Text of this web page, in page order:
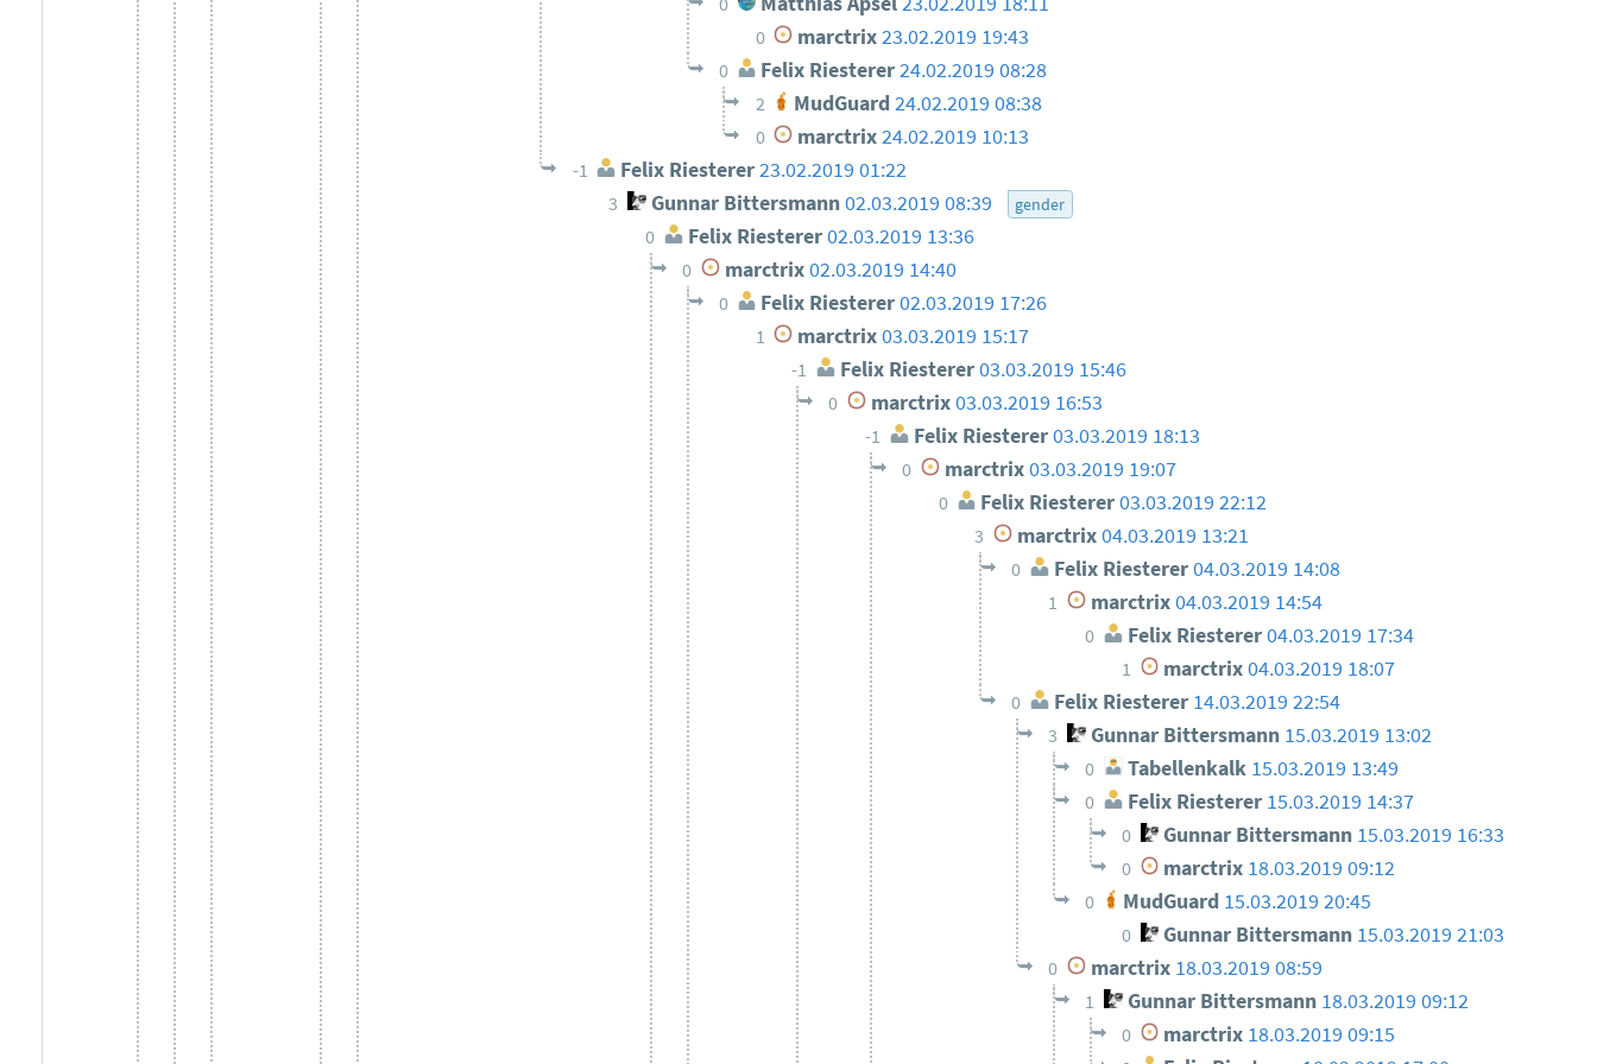
0 marctrix23.02.2019 19:43
0 Felix Riesterer 24.02.2019 08:28
2 MudGuard 24.02.2019 08:38
0 marctrix24.02.2019 10:13
-1 Felix Riesterer23.02.2019 01:22
3 Gunnar Bittersmann02.03.2019 08:39 gender
0 Felix Riesterer02.03.2019 13:36
0 marctrix02.03.2019 14:40
0 Felix Riesterer 02.03.2019 17:26
1 marctrix03.03.2019 15:17
-1 Felix Riesterer03.03.2019 15:46
0 marctrix03.03.2019 16:53
-1 Felix Riesterer03.03.2019 18:13
0 marctrix 03.03.2019 19:07
0 Felix Riesterer03.03.2019 22:12
3 marctrix04.03.2019 13:21
0 Felix Riesterer04.03.2019 14:08
1 marctrix04.03.2019 14:54
0 Felix Riesterer04.03.2019 17:34
1 marctrix 04.03.2019 18:07
0 Felix Riesterer 14.03.2019 22:54
3 Gunnar Bittersmann 15.03.2019 13:02
0 Tabellenkalk 15.03.2019 13:49
0 Felix Riesterer 15.03.2019 14:37
0 Gunnar Bittersmann 15.03.2019 16:33
0 marctrix 18.03.2019 09:12
0 MudGuard 15.03.2019 20:45
0 Gunnar Bittersmann 15.03.2019 21:03
0 marctrix 18.03.2019 08:59
1 Gunnar Bittersmann 18.03.2019 09:12
0 marctrix 18.03.2019 09:15